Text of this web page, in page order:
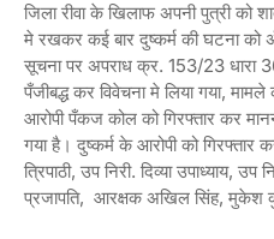
जिला रीवा के खिलाफ अपनी पुत्री को
मे रखकर कई बार दुष्कर्म की घटना को
सूचना पर अपराध क्र. 153/23 धारा
पँजीबद्ध कर विवेचना मे लिया गया,
आरोपी पँकज कोल को गिरफ्तार कर
गया है। दुष्कर्म के आरोपी को गिरफ्तार
त्रिपाठी, उप निरी. दिव्या उपाध्याय,
प्रजापति, आरक्षक अखिल सिंह, मुकेश